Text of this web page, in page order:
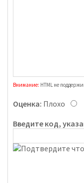
Внимание: HTML не
Оценка: Плохо
Введите код,